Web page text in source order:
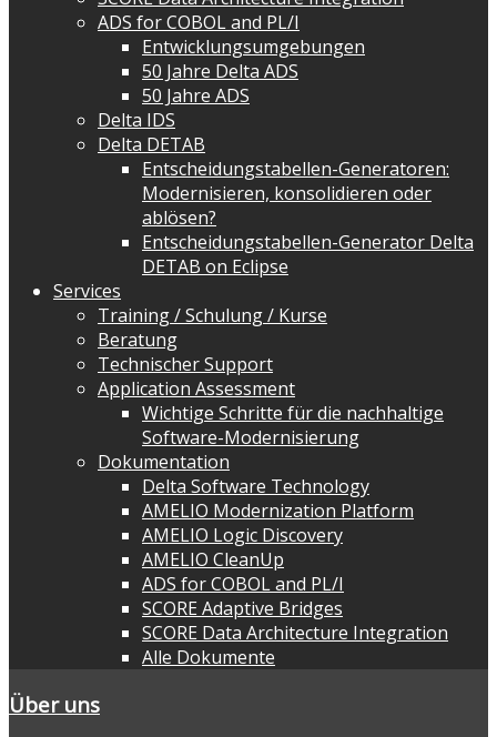
ADS for COBOL and PL/I
Entwicklungsumgebungen
50 Jahre Delta ADS
50 Jahre ADS
Delta IDS
Delta DETAB
Entscheidungstabellen-Generatoren:
Modernisieren, konsolidieren oder
ablösen?
Entscheidungstabellen-Generator Delta
DETAB on Eclipse
Services
Training / Schulung / Kurse
Beratung
Technischer Support
Application Assessment
Wichtige Schritte für die nachhaltige
Software-Modernisierung
Dokumentation
Delta Software Technology
AMELIO Modernization Platform
AMELIO Logic Discovery
AMELIO CleanUp
ADS for COBOL and PL/I
SCORE Adaptive Bridges
SCORE Data Architecture Integration
Alle Dokumente
Über uns